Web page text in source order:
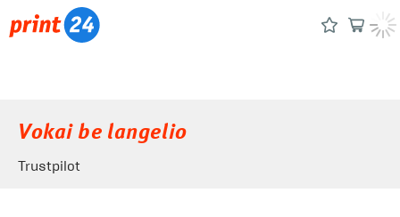
Vokai be langelio
Trustpilot